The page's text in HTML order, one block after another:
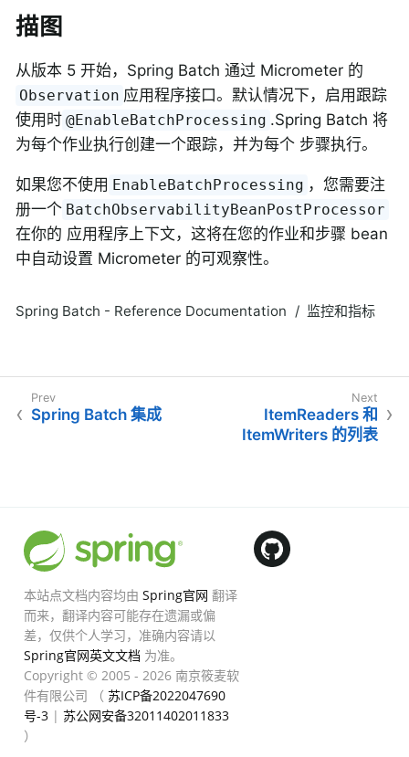
描图
从版本 5 开始，Spring Batch 通过 Micrometer 的
Observation 应用程序接口。默认情况下，启用跟踪
使用时 @EnableBatchProcessing .Spring Batch 将
为每个作业执行创建一个跟踪，并为每个 步骤执行。
如果您不使用 EnableBatchProcessing ，您需要注
册一个 BatchObservabilityBeanPostProcessor
在你的 应用程序上下文，这将在您的作业和步骤 bean
中自动设置 Micrometer 的可观察性。
Spring Batch - Reference Documentation 监控和指标
Spring Batch 集成
ItemReaders 和
ItemWriters 的列表
本站点文档内容均由 Spring官网 翻译
而来，翻译内容可能存在遗漏或偏
差，仅供个人学习，准确内容请以
Spring官网英文文档 为准。
Copyright © 2005 - 2026 南京筱麦软
件有限公司 （ 苏ICP备2022047690
号-3| 苏公网安备32011402011833
）